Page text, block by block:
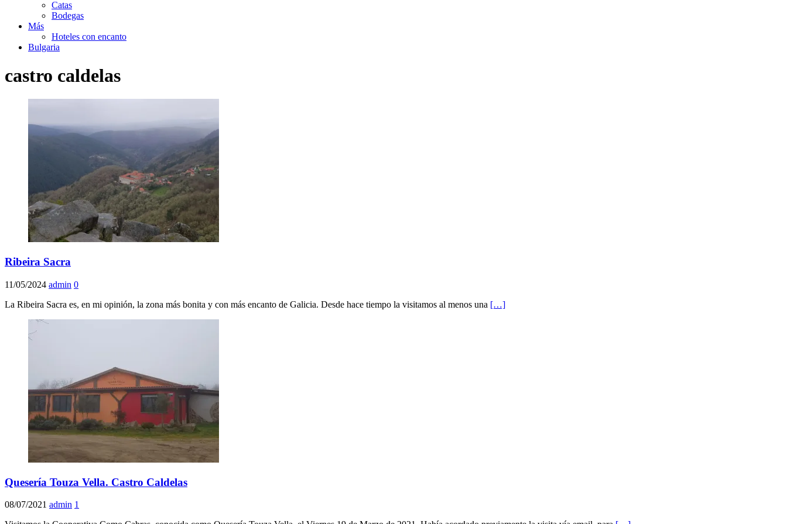
Catas
Bodegas
Más
Hoteles con encanto
Bulgaria
castro caldelas
Ribeira Sacra
11/05/2024 admin 0
La Ribeira Sacra es, en mi opinión, la zona más bonita y con más encanto de Galicia. Desde hace tiempo la visitamos al menos una […]
Quesería Touza Vella. Castro Caldelas
08/07/2021 admin 1